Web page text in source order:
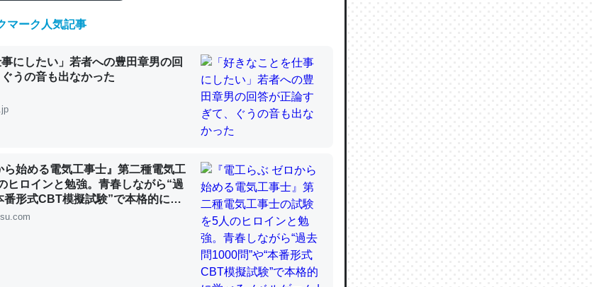
ないけど、短期記憶というには多い分量。進化すればするほど分かり
少ないのか。知らんかった。調べたらコオロギのカルシウム分はエビ
】昆虫学の大問題＝「昆虫はなぜ海にいないのか」に関する新仮説
ルシウムも酸素も不足してて両方に不利だから両方が拮抗してるので
。海にいる鋏角類（カブトガニ・ウミグモ）はカルシウムを使わずキ
マーク人気記事
事にしたい」若者への豊田章男の回
うの音も出なかった
ら始める電気工事士』第二種電気工
ヒロインと勉強。青春しながら“過
番形式CBT模擬試験”で本格的に学
ゲーム・エンタメ最新情報のファミ